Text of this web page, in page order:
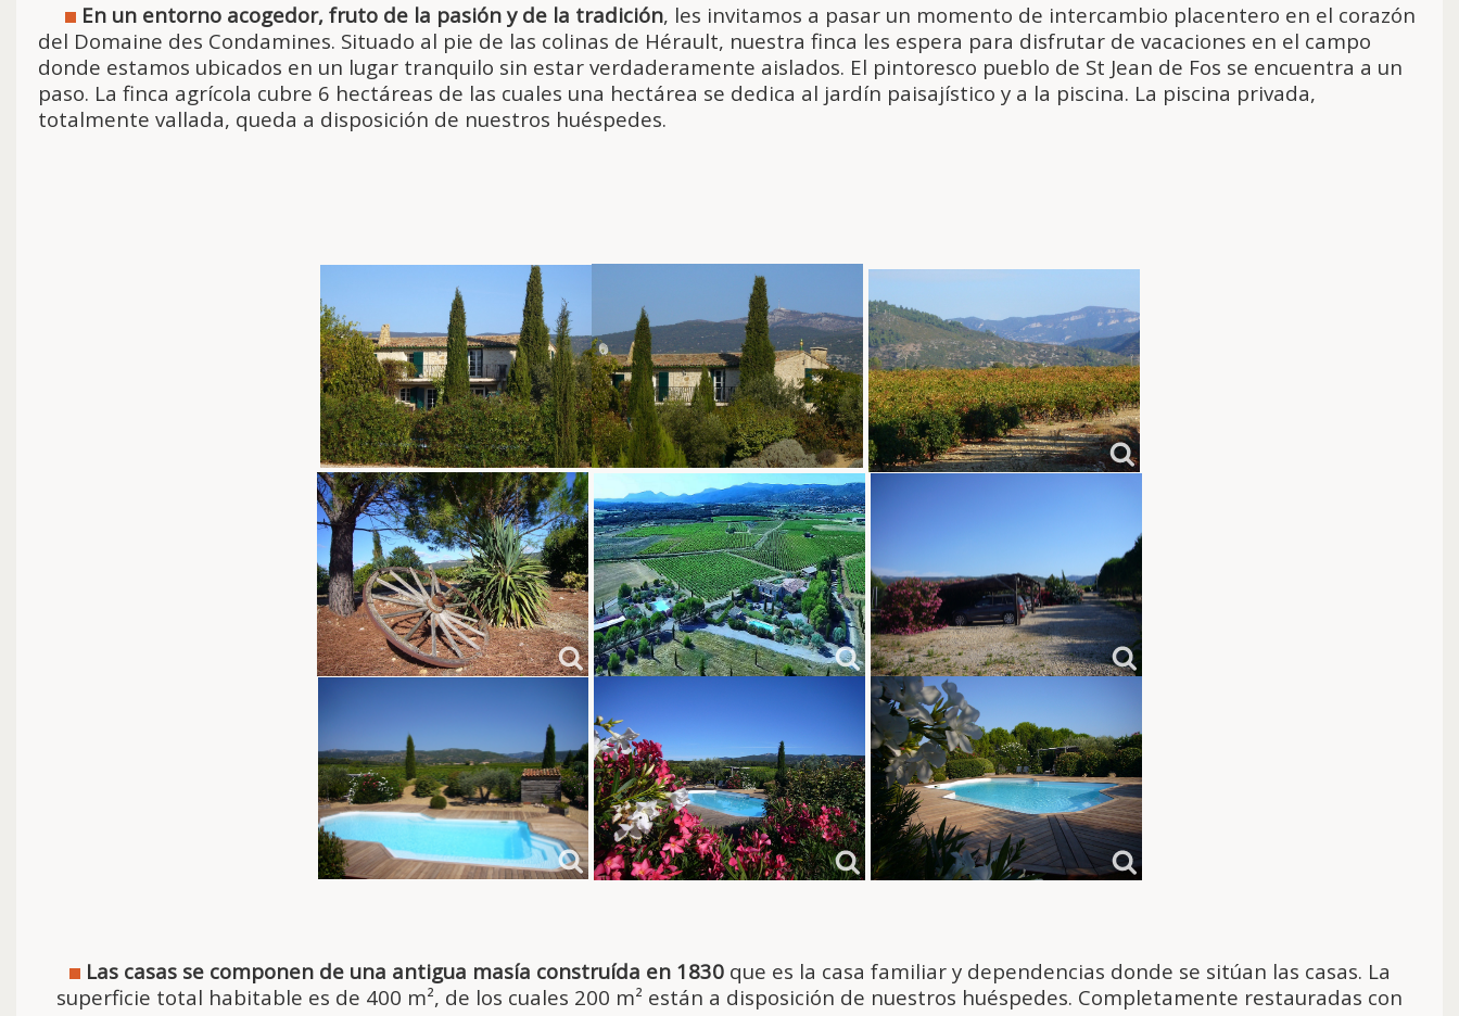
En un entorno acogedor, fruto de la pasión y de la tradición, les invitamos a pasar un momento de intercambio placentero en el corazón
del Domaine des Condamines. Situado al pie de las colinas de Hérault, nuestra finca les espera para disfrutar de vacaciones en el campo
donde estamos ubicados en un lugar tranquilo sin estar verdaderamente aislados. El pintoresco pueblo de St Jean de Fos se encuentra a un
paso. La finca agrícola cubre 6 hectáreas de las cuales una hectárea se dedica al jardín paisajístico y a la piscina. La piscina privada,
totalmente vallada, queda a disposición de nuestros huéspedes.
Las casas se componen de una antigua masía construída en 1830que es la casa familiar y dependencias donde se sitúan las casas. La
superficie total habitable es de 400 m², de los cuales 200 m² están a disposición de nuestros huéspedes. Completamente restauradas con